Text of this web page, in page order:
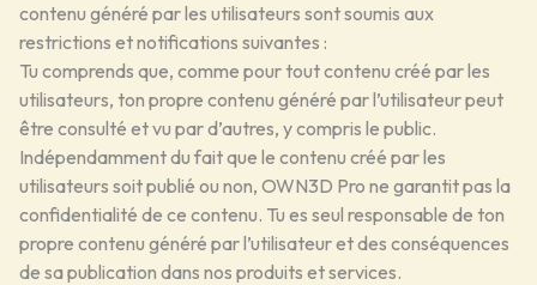
contenu généré par les utilisateurs sont soumis aux
restrictions et notifications suivantes :
Tu comprends que, comme pour tout contenu créé par les
utilisateurs, ton propre contenu généré par l’utilisateur peut
être consulté et vu par d’autres, y compris le public.
Indépendamment du fait que le contenu créé par les
utilisateurs soit publié ou non, OWN3D Pro ne garantit pas la
confidentialité de ce contenu. Tu es seul responsable de ton
propre contenu généré par l’utilisateur et des conséquences
de sa publication dans nos produits et services.